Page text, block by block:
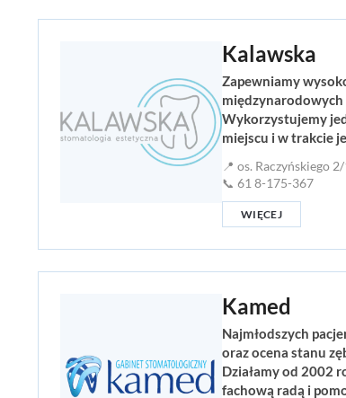
Kalawska
Zapewniamy
międzynarodowych
Wykorzystujemy
miejscu i w trakcie
📍 os. Raczyńskiego
📞 61 8-175-367
WIĘCEJ
Kamed
Najmłodszych
oraz ocena stanu
Działamy od 2002
fachową radą i